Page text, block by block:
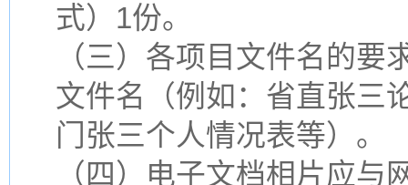
式）1份。
（三）各项目文件名的要
文件名（例如：省直张三
门张三个人情况表等）。
（四）电子文档相片应